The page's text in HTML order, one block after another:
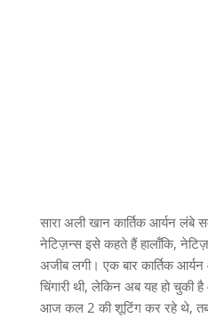
सारा अली खान कार्तिक आर्यन
नेटिज़न्स इसे कहते हैं हालाँकि,
अजीब लगी। एक बार कार्तिक
चिंगारी थी, लेकिन अब यह हो
आज कल 2 की शूटिंग कर रहे थे, तब